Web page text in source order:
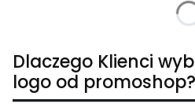
Dlaczego Klienci
logo od promoshop?